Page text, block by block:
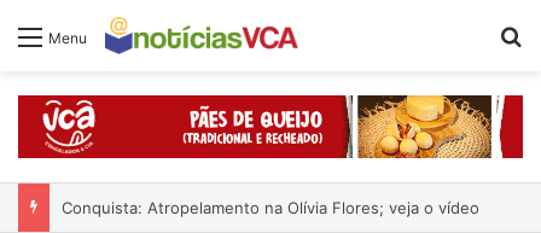
Menu
Conquista: Atropelamento na Olívia Flores; veja o vídeo